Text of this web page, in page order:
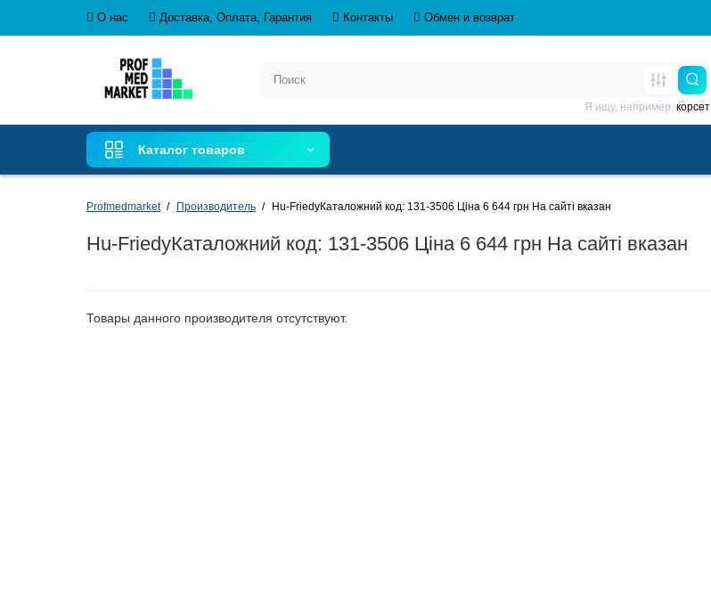
О нас Доставка, Оплата, Гарантия Контакты Обмен и возврат
Я ищу, например, корсет
Каталог товаров
Profmedmarket Производитель Hu-FriedyКаталожний код: 131-3506 Ціна 6 644 грн На сайті вказан
Hu-FriedyКаталожний код: 131-3506 Ціна 6 644 грн На сайті вказан
Товары данного производителя отсутствуют.